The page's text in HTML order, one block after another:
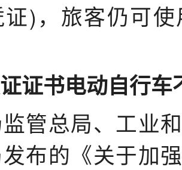
)，旅客仍可
证书电动自行车
管总局、工业
布的《关于加